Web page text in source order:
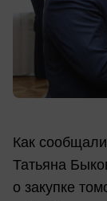
Как
Татьяна
о закупке